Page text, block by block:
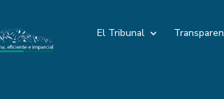
El Tribunal